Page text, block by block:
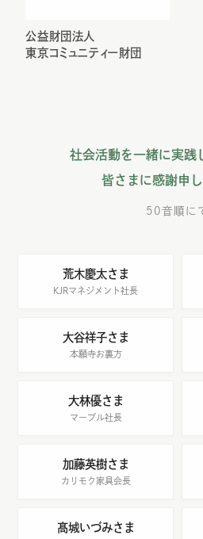
公益財団法人
東京コミュニティー財団
社会活動を一緒に実践
皆さまに感謝申
50音順に
荒木慶太さま
KJRマネジメント社長
大谷祥子さま
本願寺お裏方
大林優さま
マーブル社長
加藤英樹さま
カリモク家具会長
髙城いづみさま